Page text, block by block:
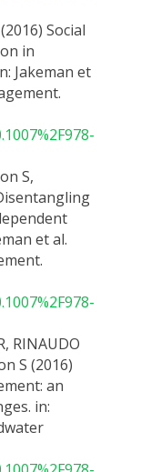
Social
in
Jakeman et
S,
et al.
RINAUDO
S (2016)
an
in: